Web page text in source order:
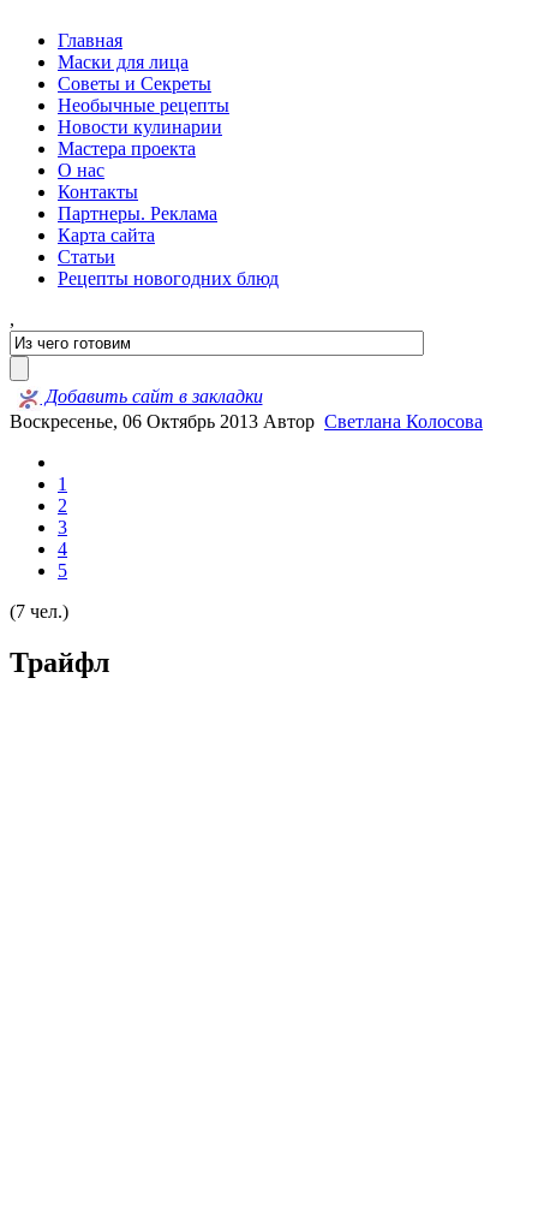
Главная
Маски для лица
Советы и Секреты
Необычные рецепты
Новости кулинарии
Мастера проекта
О нас
Контакты
Партнеры. Реклама
Карта сайта
Статьи
Рецепты новогодних блюд
,
Добавить сайт в закладки
Воскресенье, 06 Октябрь 2013 Автор Светлана Колосова
1
2
3
4
5
(7 чел.)
Трайфл